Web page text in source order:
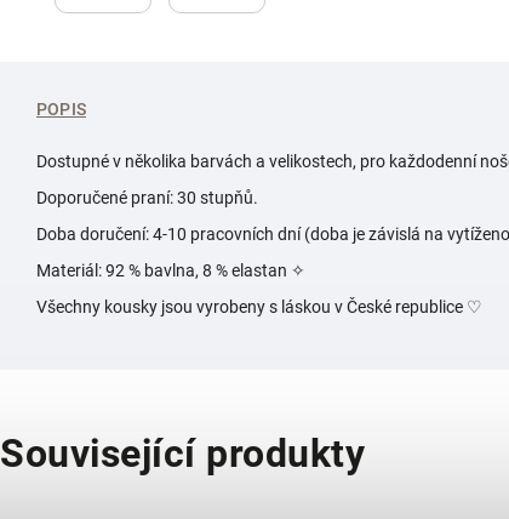
POPIS
Dostupné v několika barvách a velikostech, pro každodenní
Doporučené praní: 30 stupňů.
Doba doručení: 4-10 pracovních dní (doba je závislá na
Materiál: 92 % bavlna, 8 % elastan ✧
Všechny kousky jsou vyrobeny s láskou v České republice ♡
Související produkty